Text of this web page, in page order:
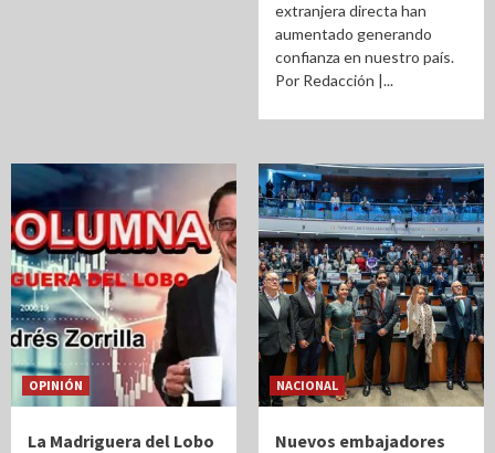
extranjera directa han
aumentado generando
confianza en nuestro país.
Por Redacción |...
OPINIÓN
La Madriguera del Lobo
NACIONAL
Nuevos embajadores